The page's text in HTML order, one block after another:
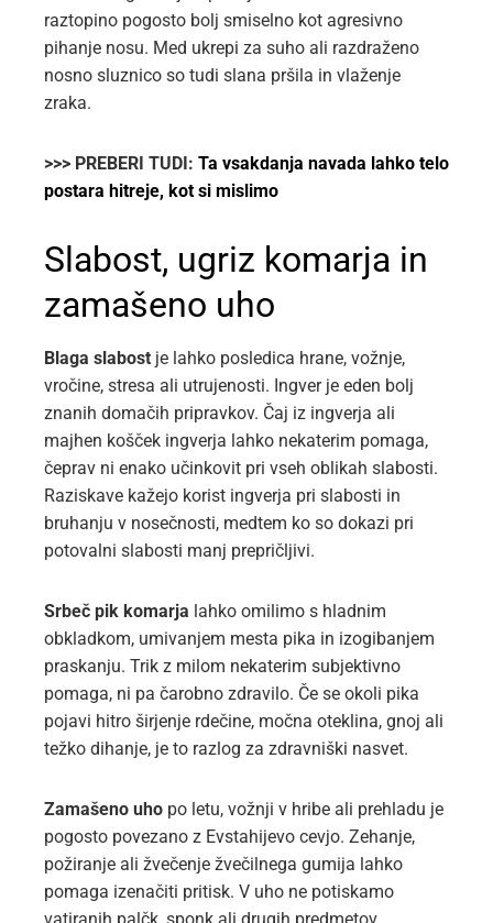
raztopino pogosto bolj smiselno kot agresivno
pihanje nosu. Med ukrepi za suho ali razdraženo
nosno sluznico so tudi slana pršila in vlaženje
zraka.
>>> PREBERI TUDI: Ta vsakdanja navada lahko telo
postara hitreje, kot si mislimo
Slabost, ugriz komarja in
zamašeno uho
Blaga slabost je lahko posledica hrane, vožnje,
vročine, stresa ali utrujenosti. Ingver je eden bolj
znanih domačih pripravkov. Čaj iz ingverja ali
majhen košček ingverja lahko nekaterim pomaga,
čeprav ni enako učinkovit pri vseh oblikah slabosti.
Raziskave kažejo korist ingverja pri slabosti in
bruhanju v nosečnosti, medtem ko so dokazi pri
potovalni slabosti manj prepričljivi.
Srbeč pik komarja lahko omilimo s hladnim
obkladkom, umivanjem mesta pika in izogibanjem
praskanju. Trik z milom nekaterim subjektivno
pomaga, ni pa čarobno zdravilo. Če se okoli pika
pojavi hitro širjenje rdečine, močna oteklina, gnoj ali
težko dihanje, je to razlog za zdravniški nasvet.
Zamašeno uho po letu, vožnji v hribe ali prehladu je
pogosto povezano z Evstahijevo cevjo. Zehanje,
požiranje ali žvečenje žvečilnega gumija lahko
pomaga izenačiti pritisk. V uho ne potiskamo